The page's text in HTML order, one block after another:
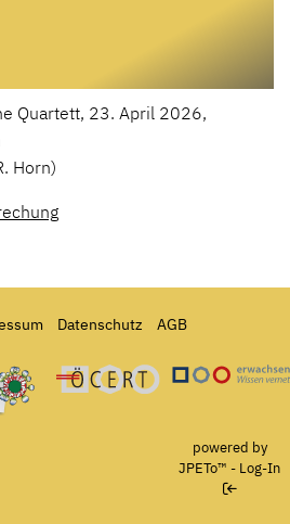
Quartett, 23. April 2026,
Horn)
Datenschutz AGB
und Forschung
Umweltzeichen für
Ö-Cert
powered by
JPETo™ - Log-In